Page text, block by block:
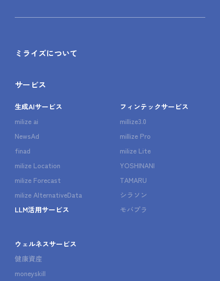
ミライズについて
サービス
生成AIサービス
milize ai
NewsAd
finad
milize Location
milize Forecast
milize AlternativeData
LLM活用サービス
フィンテックサービス
millize3.0
millize Pro
milize Lite
YOSHINANI
TAMARU
シラソン
モバプラ
ウェルネスサービス
健康資産
moneyskill